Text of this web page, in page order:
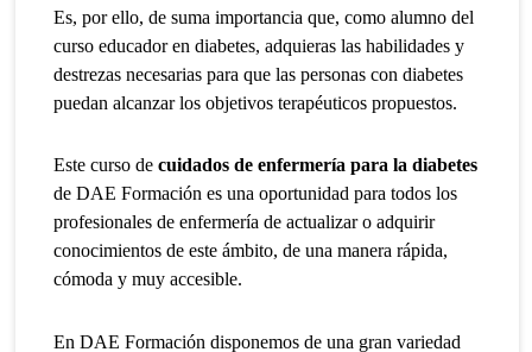
Es, por ello, de suma importancia que, como alumno del
curso educador en diabetes, adquieras las habilidades y
destrezas necesarias para que las personas con diabetes
puedan alcanzar los objetivos terapéuticos propuestos.
Este curso decuidados de enfermería para la diabetes
de DAE Formación es una oportunidad para todos los
profesionales de enfermería de actualizar o adquirir
conocimientos de este ámbito, de una manera rápida,
cómoda y muy accesible.
En DAE Formación disponemos de una gran variedad